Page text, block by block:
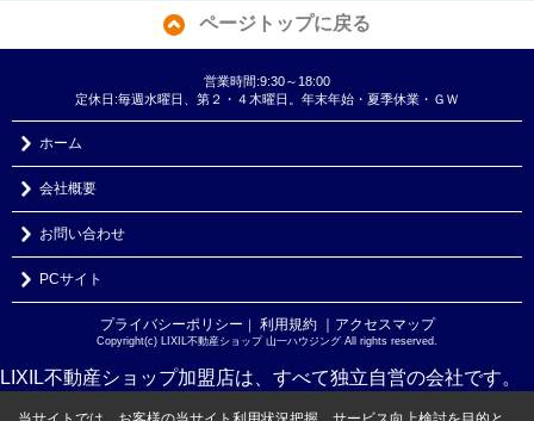
ページトップに戻る
営業時間:9:30～18:00
定休日:毎週水曜日、第２・４木曜日。年末年始・夏季休業・ＧＷ
ホーム
会社概要
お問い合わせ
PCサイト
プライバシーポリシー ｜ 利用規約 ｜アクセスマップ
Copyright(c) LIXIL不動産ショップ 山一ハウジング All rights reserved.
LIXIL不動産ショップ加盟店は、すべて独立自営の会社です。